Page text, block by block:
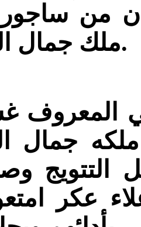
من
ملك جمال العرب 2017.
المعروف
جمال
التتويج
عكر